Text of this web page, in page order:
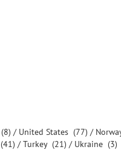
(8) / United States (77) /
(41) /Turkey (21) / Ukraine (3)